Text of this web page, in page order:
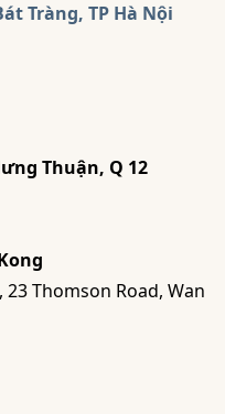
Tràng, TP Hà Nội
Thuận, Q 12
Thomson Road, Wan